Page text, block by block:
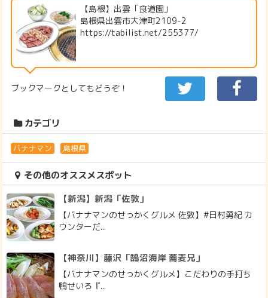
【島根】出雲「食道園」
島根県出雲市大津町2109-2
https://tabilist.net/255377/
ブックマークとしてもどうぞ！
カテゴリ
バナナマン 島根県
その他のオススメスポット
【新潟】新潟「佐敦」
【バナナマンのせっかくグルメ 佐敦】#日村勇紀 カ
ウンターだ...
【神奈川】藤沢「鵠沼海岸 蕎麦兄」
【バナナマンのせっかくグルメ】こだわりの手打ち
鴨せいろ『...